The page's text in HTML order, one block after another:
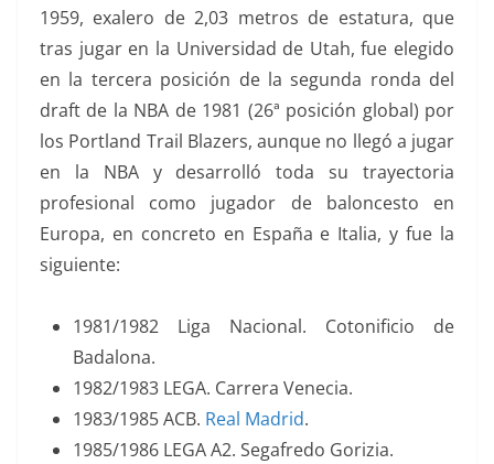
1959, exalero de 2,03 metros de estatura, que
tras jugar en la Universidad de Utah, fue elegido
en la tercera posición de la segunda ronda del
draft de la NBA de 1981 (26ª posición global) por
los Portland Trail Blazers, aunque no llegó a jugar
en la NBA y desarrolló toda su trayectoria
profesional como jugador de baloncesto en
Europa, en concreto en España e Italia, y fue la
siguiente:
1981/1982 Liga Nacional. Cotonificio de
Badalona.
1982/1983 LEGA. Carrera Venecia.
1983/1985 ACB. Real Madrid.
1985/1986 LEGA A2. Segafredo Gorizia.